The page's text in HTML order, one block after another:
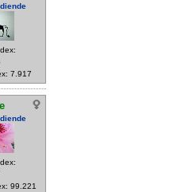
7.917
99.221